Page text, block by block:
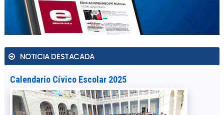
NOTICIA DESTACADA
Calendario Cívico Escolar 2025